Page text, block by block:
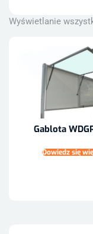
Wyświetlanie
Gablota
Dowiedz się